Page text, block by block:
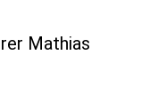
Mathias